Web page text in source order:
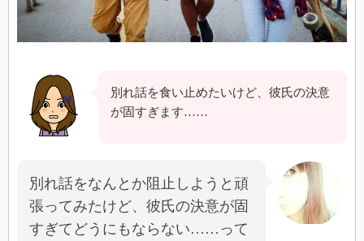
別れ話を食い止めたいけど、彼氏の決意
が固すぎます……
別れ話をなんとか阻止しようと頑
張ってみたけど、彼氏の決意が固
すぎてどうにもならない……って